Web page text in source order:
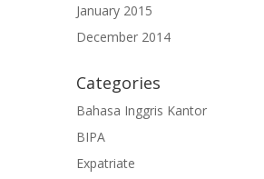
January 2015
December 2014
Categories
Bahasa Inggris Kantor
BIPA
Expatriate